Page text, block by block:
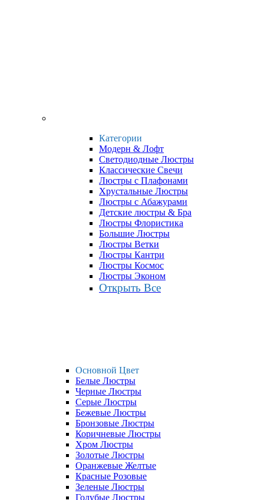
Категории
Модерн & Лофт
Светодиодные Люстры
Классические Свечи
Люстры с Плафонами
Хрустальные Люстры
Люстры с Абажурами
Детские люстры & Бра
Люстры Флористика
Большие Люстры
Люстры Ветки
Люстры Кантри
Люстры Космос
Люстры Эконом
Открыть Все
Основной Цвет
Белые Люстры
Черные Люстры
Серые Люстры
Бежевые Люстры
Бронзовые Люстры
Коричневые Люстры
Хром Люстры
Золотые Люстры
Оранжевые Желтые
Красные Розовые
Зеленые Люстры
Голубые Люстры